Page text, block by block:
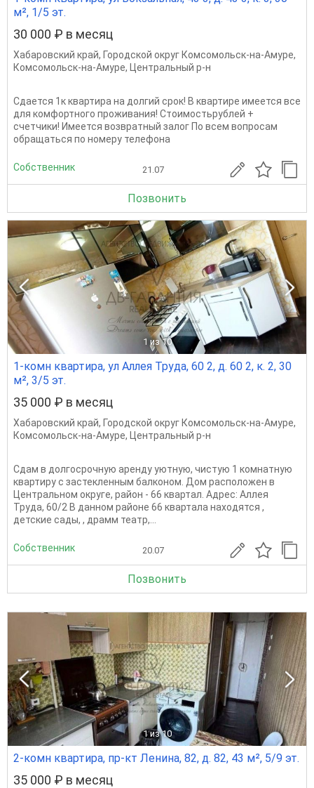
м², 1/5 эт.
30 000 ₽ в месяц
Хабаровский край, Городской округ Комсомольск-на-Амуре,
Комсомольск-на-Амуре, Центральный р-н
Сдается 1к квартира на долгий срок! В квартире имеется все
для комфортного проживания! Стоимостьрублей +
счетчики! Имеется возвратный залог По всем вопросам
обращаться по номеру телефона
Собственник 21.07
Позвонить
1 из 10
1-комн квартира, ул Аллея Труда, 60 2, д. 60 2, к. 2, 30
м², 3/5 эт.
35 000 ₽ в месяц
Хабаровский край, Городской округ Комсомольск-на-Амуре,
Комсомольск-на-Амуре, Центральный р-н
Сдам в долгосрочную аренду уютную, чистую 1 комнатную
квартиру с застекленным балконом. Дом расположен в
Центральном округе, район - 66 квартал. Адрес: Аллея
Труда, 60/2 В данном районе 66 квартала находятся ,
детские сады, , драмм театр,...
Собственник 20.07
Позвонить
1 из 10
2-комн квартира, пр-кт Ленина, 82, д. 82, 43 м², 5/9 эт.
35 000 ₽ в месяц